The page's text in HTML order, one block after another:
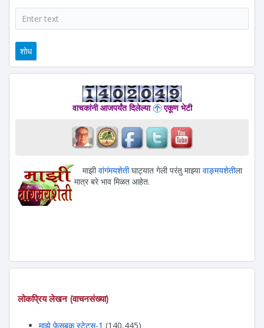
शोध
वाचकांनी आजपर्यंत दिलेल्या एकूण भेटी
माझीवांगंमयशेतीघाट्यात गेली परंतु माझ्यावाङ्मयशेतीला
मात्र बरे भाव मिळत आहेत.
लोकप्रिय लेखन (वाचनसंख्या)
माझे फेसबूक स्टेटस-1 (140,445)